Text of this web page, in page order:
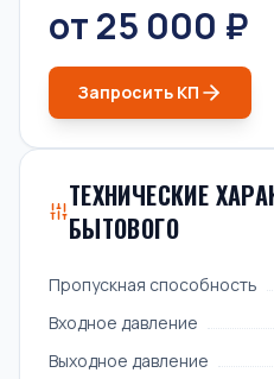
от 25 000 ₽
Запросить КП
ТЕХНИЧЕСКИЕ
БЫТОВОГО
Пропускная способность
Входное давление
Выходное давление